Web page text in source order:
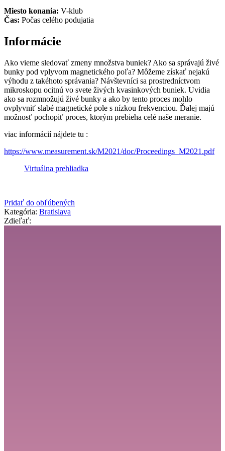
Miesto konania: V-klub
Čas: Počas celého podujatia
Informácie
Ako vieme sledovať zmeny množstva buniek? Ako sa správajú živé
bunky pod vplyvom magnetického poľa? Môžeme získať nejakú
výhodu z takéhoto správania? Návštevníci sa prostredníctvom
mikroskopu ocitnú vo svete živých kvasinkových buniek. Uvidia
ako sa rozmnožujú živé bunky a ako by tento proces mohlo
ovplyvniť slabé magnetické pole s nízkou frekvenciou. Ďalej majú
možnosť pochopiť proces, ktorým prebieha celé naše meranie.
viac informácií nájdete tu :
https://www.measurement.sk/M2021/doc/Proceedings_M2021.pdf
Virtuálna prehliadka
Pridať do obľúbených
Kategória: Bratislava
Zdieľať: